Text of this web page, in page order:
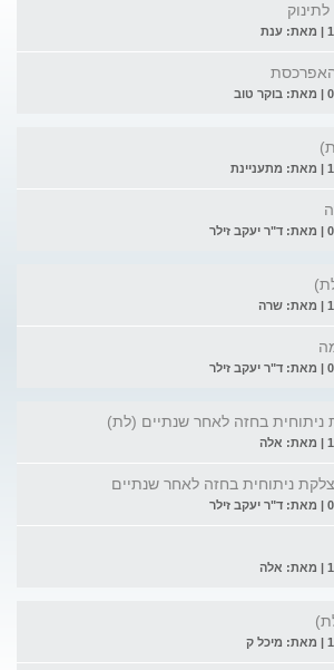
בחזה לאחר שנתיים (לת)